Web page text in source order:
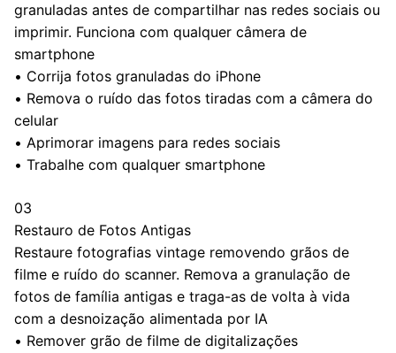
granuladas antes de compartilhar nas redes sociais ou
imprimir. Funciona com qualquer câmera de
smartphone
• Corrija fotos granuladas do iPhone
• Remova o ruído das fotos tiradas com a câmera do
celular
• Aprimorar imagens para redes sociais
• Trabalhe com qualquer smartphone
03
Restauro de Fotos Antigas
Restaure fotografias vintage removendo grãos de
filme e ruído do scanner. Remova a granulação de
fotos de família antigas e traga-as de volta à vida
com a desnoização alimentada por IA
• Remover grão de filme de digitalizações